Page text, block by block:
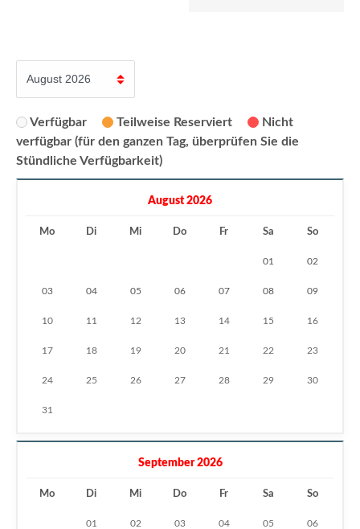
Verfügbar Teilweise Reserviert
Nicht
verfügbar (für den ganzen Tag, überprüfen Sie die
Stündliche Verfügbarkeit)
August 2026
Mo Di Mi Do Fr Sa So
01 02
03 04 05 06 07 08 09
10 11 12 13 14 15 16
17 18 19 20 21 22 23
24 25 26 27 28 29 30
31
September 2026
Mo Di Mi Do Fr Sa So
01 02 03 04 05 06